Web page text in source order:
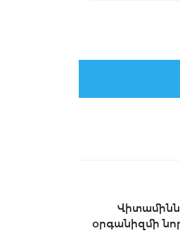
օրգանիզմի